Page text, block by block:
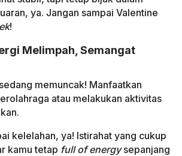
ya. Jangan sampai Valentine
!
Melimpah, Semangat
memuncak! Manfaatkan
atau melakukan aktivitas
kelelahan, ya! Istirahat yang cukup
kamu tetap full of energysepanjang